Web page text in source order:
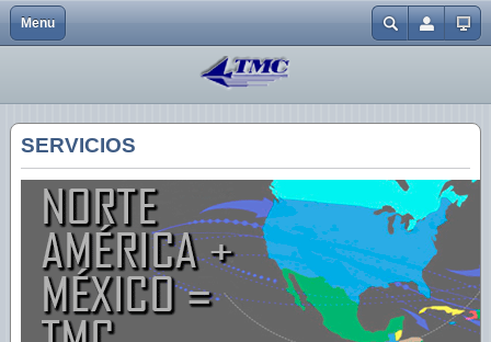
Menu Close
Nuestra Empresa
Soluciones
Nuestro Equipo
Nuestro Personal
Sustentabilidad
Contacto
Aviso de Privacidad
Código de Ética
E.U.A.
Industrias
LowBoy
Tolva Neumática
Encortinados
Porta Contenedores
Pipa de Acero
Pipas
Unidad de Inspección
prueba
Cotizaciónes de Servicio
Bolsa de Trabajo
Sugerencias de mejora
SERVICIOS